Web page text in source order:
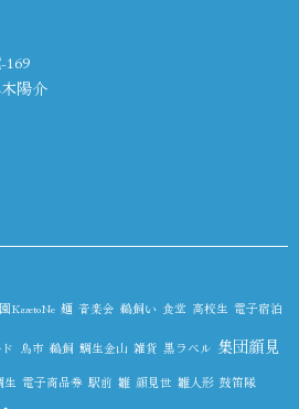
169
陽介
KazetoNe 麺 音楽会 鵜飼い 食堂 高校生 電子宿泊
鳥市 鵜飼 鯛生金山 雑貨 黒ラベル 集団顔見
生 電子商品券 駅前 雛 顔見世 雛人形 鼓笛隊